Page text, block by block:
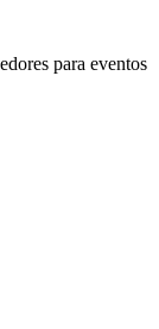
para eventos